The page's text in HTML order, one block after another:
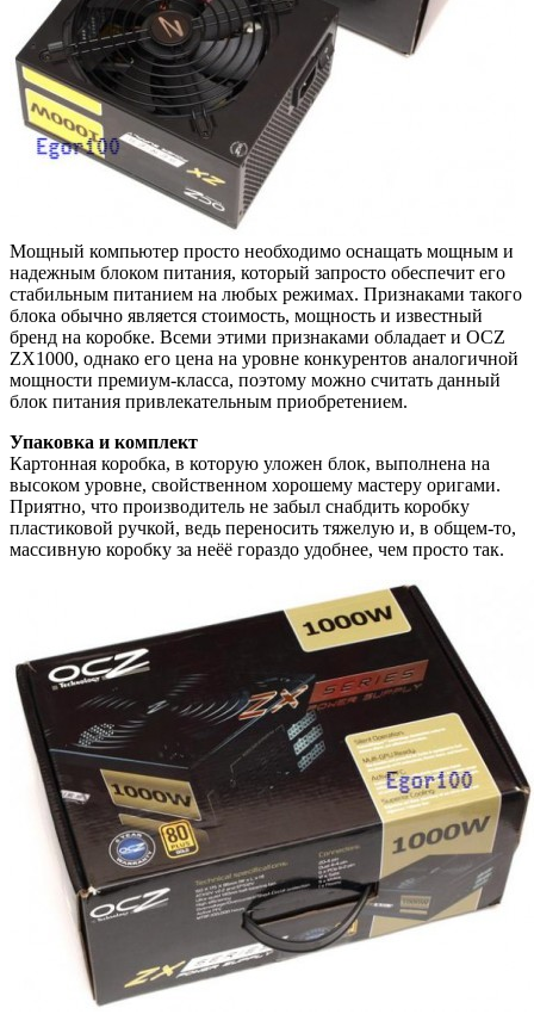
Мощный компьютер просто необходимо оснащать мощным и
надежным блоком питания, который запросто обеспечит его
стабильным питанием на любых режимах. Признаками такого
блока обычно является стоимость, мощность и известный
бренд на коробке. Всеми этими признаками обладает и OCZ
ZX1000, однако его цена на уровне конкурентов аналогичной
мощности премиум-класса, поэтому можно считать данный
блок питания привлекательным приобретением.
Упаковка и комплект
Картонная коробка, в которую уложен блок, выполнена на
высоком уровне, свойственном хорошему мастеру оригами.
Приятно, что производитель не забыл снабдить коробку
пластиковой ручкой, ведь переносить тяжелую и, в общем-то,
массивную коробку за неёё гораздо удобнее, чем просто так.